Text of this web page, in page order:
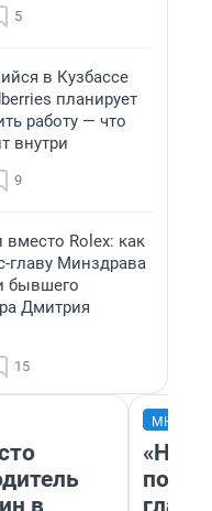
5
в Кузбассе
планирует
работу — что
внутри
9
вместо Rolex: как
главу Минздрава
бывшего
Дмитрия
15
в